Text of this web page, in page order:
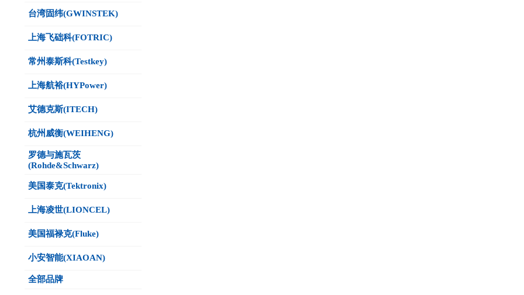
台湾固纬(GWINSTEK)
上海飞础科(FOTRIC)
常州泰斯科(Testkey)
上海航裕(HYPower)
艾德克斯(ITECH)
杭州威衡(WEIHENG)
罗德与施瓦茨
(Rohde&Schwarz)
美国泰克(Tektronix)
上海凌世(LIONCEL)
美国福禄克(Fluke)
小安智能(XIAOAN)
全部品牌